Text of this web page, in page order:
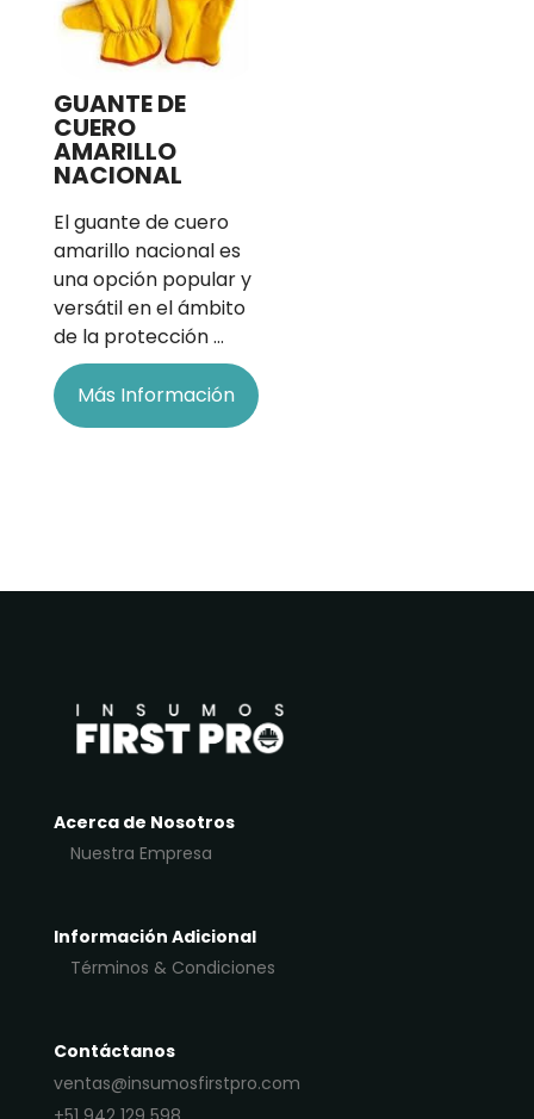
GUANTE DE
CUERO
AMARILLO
NACIONAL
El guante de cuero
amarillo nacional es
una opción popular y
versátil en el ámbito
de la protección …
Más Información
Acerca de Nosotros
Nuestra Empresa
Información Adicional
Términos & Condiciones
Contáctanos
ventas@insumosfirstpro.com